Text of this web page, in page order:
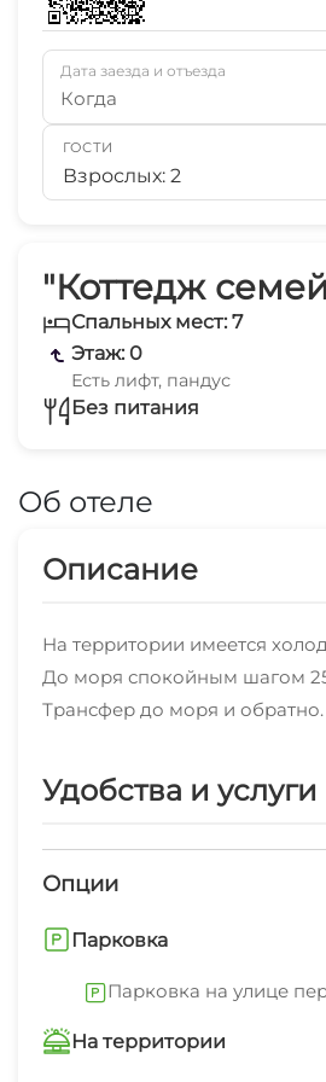
"Коттедж
Спальных мест: 7
Этаж: 0
Есть лифт, пандус
Без питания
Об отеле
Описание
На территории имеется
До моря спокойным шагом
Трансфер до моря и обратно.
Удобства и услуги
Опции
Парковка
Парковка на улице
На территории
Дата заезда и отъезда
Когда
ГОСТИ
Взрослых: 2